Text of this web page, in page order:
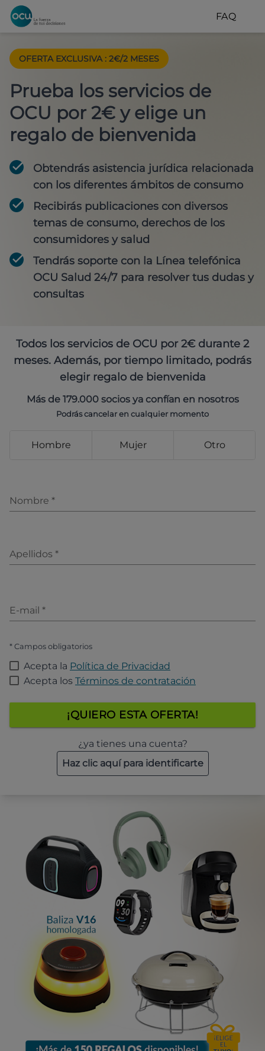
FAQ
OFERTA EXCLUSIVA : 2€/2 MESES
Prueba los servicios de
OCU por 2€ y elige un
regalo de bienvenida
Obtendrás asistencia jurídica relacionada
con los diferentes ámbitos de consumo
Recibirás publicaciones con diversos
temas de consumo, derechos de los
consumidores y salud
Tendrás soporte con la Línea telefónica
OCU Salud 24/7 para resolver tus dudas y
consultas
Todos los servicios de OCU por 2€ durante 2
meses. Además, por tiempo limitado, podrás
elegir regalo de bienvenida
Más de 179.000 socios ya confían en nosotros
Podrás cancelar en cualquier momento
Hombre Mujer Otro
Nombre *
Apellidos *
E-mail *
* Campos obligatorios
Acepta la Política de Privacidad
Acepta los Términos de contratación
¡QUIERO ESTA OFERTA!
¿ya tienes una cuenta?
Haz clic aquí para identificarte